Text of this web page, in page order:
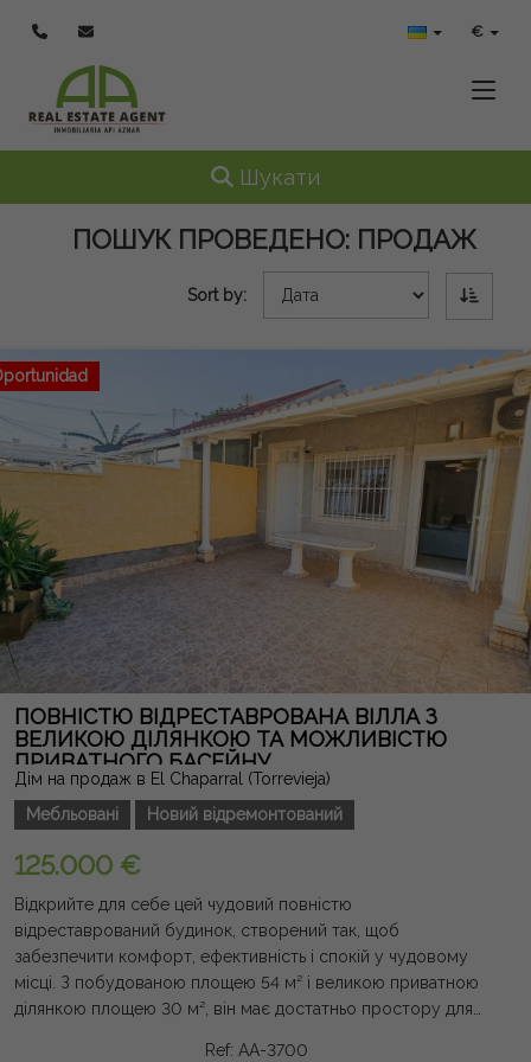
€
Toggle navigation
Шукати
ПОШУК ПРОВЕДЕНО: ПРОДАЖ
Sort by:
ПОВНІСТЮ ВІДРЕСТАВРОВАНА ВІЛЛА З
ВЕЛИКОЮ ДІЛЯНКОЮ ТА МОЖЛИВІСТЮ
ПРИВАТНОГО БАСЕЙНУ
Дім на продаж в El Chaparral (Torrevieja)
Мебльовані
Новий відремонтований
125.000 €
Відкрийте для себе цей чудовий повністю
відреставрований будинок, створений так, щоб
забезпечити комфорт, ефективність і спокій у чудовому
місці. З побудованою площею 54 м² і великою приватною
ділянкою площею 30 м², він має достатньо простору для
Ref: AA-3700